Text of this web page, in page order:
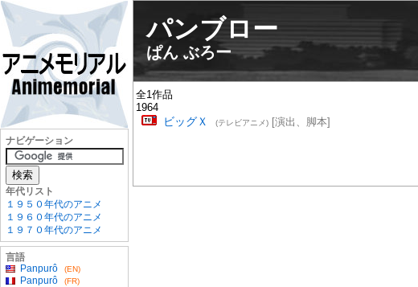
パンブロー
ぱん ぶろー
全1作品
1964
ビッグＸ (テレビアニメ)[演出、脚本]
ナビゲーション
年代リスト
１９５０年代のアニメ
１９６０年代のアニメ
１９７０年代のアニメ
言語
Panpurô
(EN)
Panpurô (FR)